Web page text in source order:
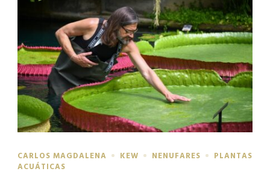
CARLOS MAGDALENA KEW NENUFARES
PLANTAS
ACUÁTICAS